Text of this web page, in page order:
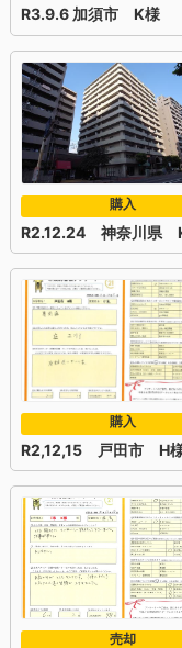
R3.9.6 加須市 K様
購入
R2.12.24 神奈川県
購入
R2,12,15 戸田市 H
売却